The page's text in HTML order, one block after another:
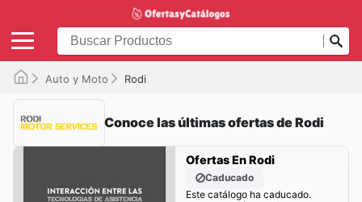
Auto y Moto Rodi
Conoce las últimas ofertas de Rodi
Ofertas En Rodi
Caducado
Este catálogo ha caducado.